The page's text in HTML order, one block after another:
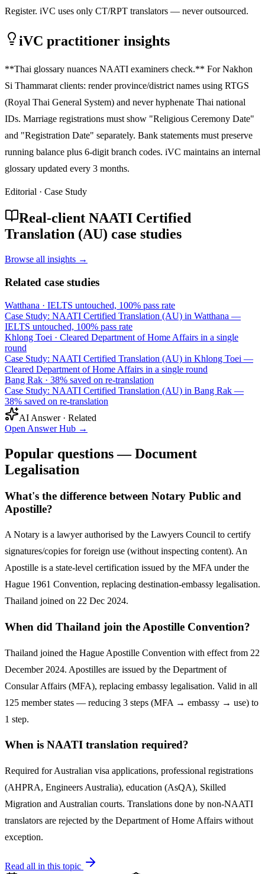
Register. iVC uses only CT/RPT translators — never outsourced.
iVC practitioner insights
**Thai glossary nuances NAATI examiners check.** For Nakhon
Si Thammarat clients: render province/district names using RTGS
(Royal Thai General System) and never hyphenate Thai national
IDs. Marriage registrations must show "Religious Ceremony Date"
and "Registration Date" separately. Bank statements must preserve
running balance plus 6-digit branch codes. iVC maintains an internal
glossary updated every 3 months.
Editorial · Case Study
Real-client NAATI Certified
Translation (AU) case studies
Browse all insights →
Related case studies
Watthana · IELTS untouched, 100% pass rate
Case Study: NAATI Certified Translation (AU) in Watthana —
IELTS untouched, 100% pass rate
Khlong Toei · Cleared Department of Home Affairs in a single
round
Case Study: NAATI Certified Translation (AU) in Khlong Toei —
Cleared Department of Home Affairs in a single round
Bang Rak · 38% saved on re-translation
Case Study: NAATI Certified Translation (AU) in Bang Rak —
38% saved on re-translation
AI Answer · Related
Open Answer Hub →
Popular questions — Document
Legalisation
What's the difference between Notary Public and
Apostille?
A Notary is a lawyer authorised by the Lawyers Council to certify
signatures/copies for foreign use (without inspecting content). An
Apostille is a state-level certification issued by the MFA under the
Hague 1961 Convention, replacing destination-embassy legalisation.
Thailand joined on 22 Dec 2024.
When did Thailand join the Apostille Convention?
Thailand joined the Hague Apostille Convention with effect from 22
December 2024. Apostilles are issued by the Department of
Consular Affairs (MFA), replacing embassy legalisation. Valid in all
125 member states — reducing 3 steps (MFA → embassy → use) to
1 step.
When is NAATI translation required?
Required for Australian visa applications, professional registrations
(AHPRA, Engineers Australia), education (AsQA), Skilled
Migration and Australian courts. Translations done by non-NAATI
translators are rejected by the Department of Home Affairs without
exception.
Read all in this topic